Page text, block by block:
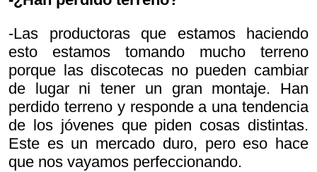
-Las productoras que estamos haciendo
esto estamos tomando mucho terreno
porque las discotecas no pueden cambiar
de lugar ni tener un gran montaje. Han
perdido terreno y responde a una tendencia
de los jóvenes que piden cosas distintas.
Este es un mercado duro, pero eso hace
que nos vayamos perfeccionando.